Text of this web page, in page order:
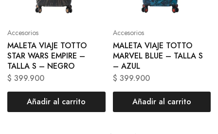
Accesorios
MALETA VIAJE TOTTO
STAR WARS EMPIRE –
TALLA S – NEGRO
$ 399.900
Añadir al carrito
Accesorios
MALETA VIAJE TOTTO
MARVEL BLUE – TALLA S
– AZUL
$ 399.900
Añadir al carrito